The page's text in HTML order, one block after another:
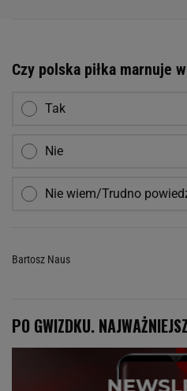
Czy polska piłka marnuje
Tak
Nie
Nie wiem/Trudno
Bartosz Naus